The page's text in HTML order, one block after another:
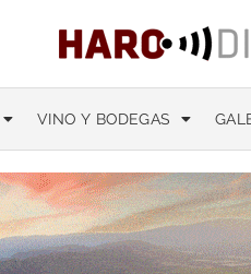
VINO Y BODEGAS